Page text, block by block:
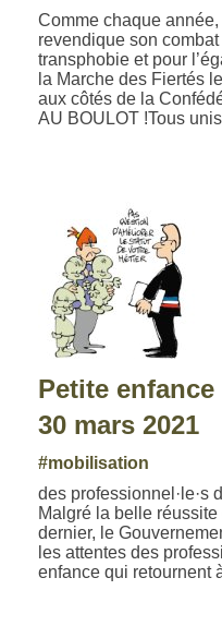
Comme chaque
revendique son
transphobie et pour
la Marche des Fiertés
aux côtés de la
AU BOULOT !Tous
Petite
30 mars 2021
#mobilisation
des professionnel·le·s
Malgré la belle
dernier, le
les attentes des
enfance qui retournent